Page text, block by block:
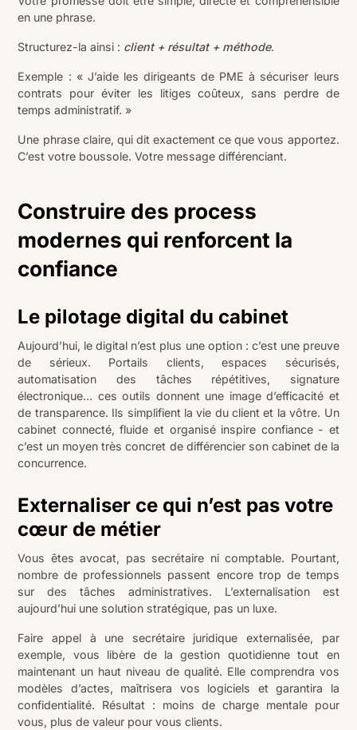
en une phrase.
Structurez-la ainsi : client + résultat + méthode.
Exemple : « J’aide les dirigeants de PME à sécuriser leurs
contrats pour éviter les litiges coûteux, sans perdre de
temps administratif. »
Une phrase claire, qui dit exactement ce que vous apportez.
C’est votre boussole. Votre message différenciant.
Construire des process
modernes qui renforcent la
confiance
Le pilotage digital du cabinet
Aujourd’hui, le digital n’est plus une option : c’est une preuve
de sérieux. Portails clients, espaces sécurisés,
automatisation des tâches répétitives, signature
électronique… ces outils donnent une image d’efficacité et
de transparence. Ils simplifient la vie du client et la vôtre. Un
cabinet connecté, fluide et organisé inspire confiance - et
c’est un moyen très concret de différencier son cabinet de la
concurrence.
Externaliser ce qui n’est pas votre
cœur de métier
Vous êtes avocat, pas secrétaire ni comptable. Pourtant,
nombre de professionnels passent encore trop de temps
sur des tâches administratives. L’externalisation est
aujourd’hui une solution stratégique, pas un luxe.
Faire appel à une secrétaire juridique externalisée, par
exemple, vous libère de la gestion quotidienne tout en
maintenant un haut niveau de qualité. Elle comprendra vos
modèles d’actes, maîtrisera vos logiciels et garantira la
confidentialité. Résultat : moins de charge mentale pour
vous, plus de valeur pour vous clients.